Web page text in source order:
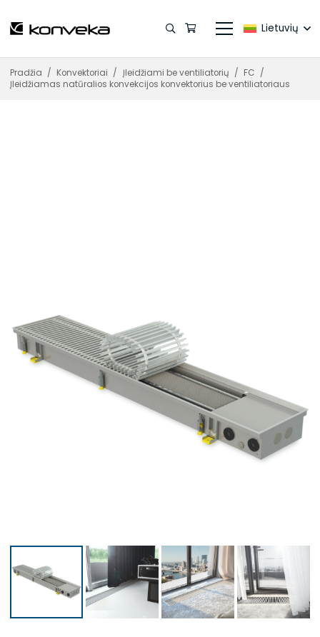
Lietuvių
Pradžia / Konvektoriai / Įleidžiami be ventiliatorių / FC /
Įleidžiamas natūralios konvekcijos konvektorius be ventiliatoriaus